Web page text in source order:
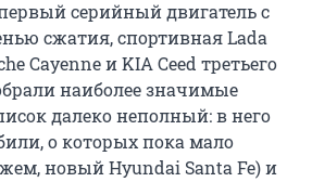
сжатия, спортивная Lada
Cayenne и KIA Ceed третьего
наиболее значимые
далеко неполный: в него
о которых пока мало
новый Hyundai Santa Fe) и